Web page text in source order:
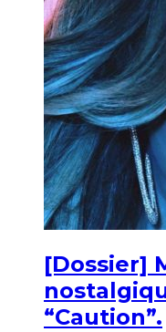
[Dossier]
“Caution”.